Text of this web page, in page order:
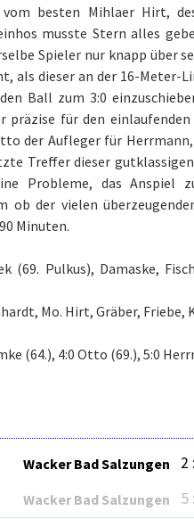
besten Mihlaer Hirt,
musste Stern alles
Spieler nur knapp über
als dieser an der 16-
Ball zum 3:0
präzise für den
der Aufleger für
Treffer dieser
Probleme, das Anspiel
ob der vielen
Minuten.
(69. Pulkus), Damaske,
Mo. Hirt, Gräber, Friebe,
(64.), 4:0 Otto (69.), 5:0
Wacker Bad Salzungen 2
Wacker Bad Salzungen 5